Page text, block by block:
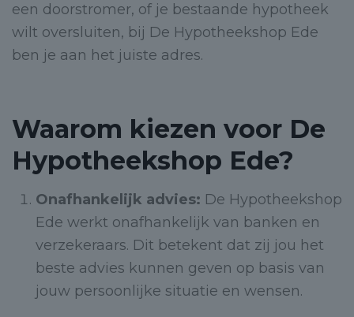
een doorstromer, of je bestaande hypotheek
wilt oversluiten, bij De Hypotheekshop Ede
ben je aan het juiste adres.
Waarom kiezen voor De
Hypotheekshop Ede?
Onafhankelijk advies: De Hypotheekshop
Ede werkt onafhankelijk van banken en
verzekeraars. Dit betekent dat zij jou het
beste advies kunnen geven op basis van
jouw persoonlijke situatie en wensen.